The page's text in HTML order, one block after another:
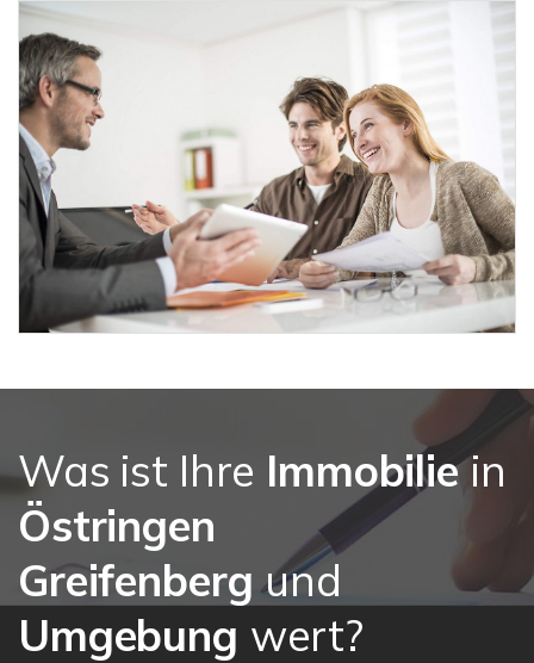
Was ist Ihre Immobiliein
Östringen
Greifenbergund
Umgebung wert?